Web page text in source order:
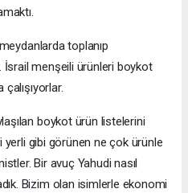
toplanıp
İsrail menşeili ürünleri boykot
boykot ürün listelerini
yerli gibi görünen ne çok ürünle
Bir avuç Yahudi nasıl
Bizim olan isimlerle ekonomi